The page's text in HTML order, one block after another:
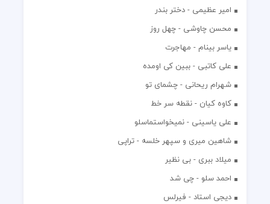
امیر عظیمی - دختر بندر
محسن چاوشی - چهل روز
یاسر بینام - مهاجرت
علی کاتبی - ببین کی اومده
شهرام ریحانی - چشمای تو
کاوه کیان - نقطه سر خط
علی یاسینی - نمیخواستماسلو
شاهین میری و سپهر خلسه - تراپی
میلاد ببری - بی نظیر
احمد سلو - چی شد
دیجی استاد - فیرلس